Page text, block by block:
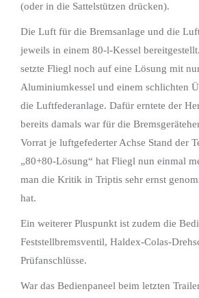
(oder in die Sattelstützen drücken).
Die Luft für die Bremsanlage und die
jeweils in einem 80-l-Kessel
setzte Fliegl noch auf eine Lösung mit
Aluminiumkessel und einem schlichten
die Luftfederanlage. Dafür erntete der
bereits damals war für die
Vorrat je luftgefederter Achse Stand der
„80+80-Lösung“ hat Fliegl nun einmal
man die Kritik in Triptis sehr ernst
hat.
Ein weiterer Pluspunkt ist zudem die
Feststellbremsventil, Haldex-Colas-
Prüfanschlüsse.
War das Bedienpaneel beim letzten